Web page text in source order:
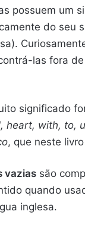
possuem um
do seu
las fora
significado
heart, with, to,
, que neste
vazias são
quando
inglesa.